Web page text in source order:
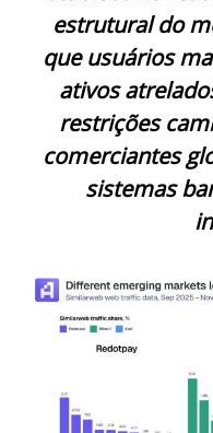
estrutural do
que usuários
ativos
restrições
comerciantes
sistemas